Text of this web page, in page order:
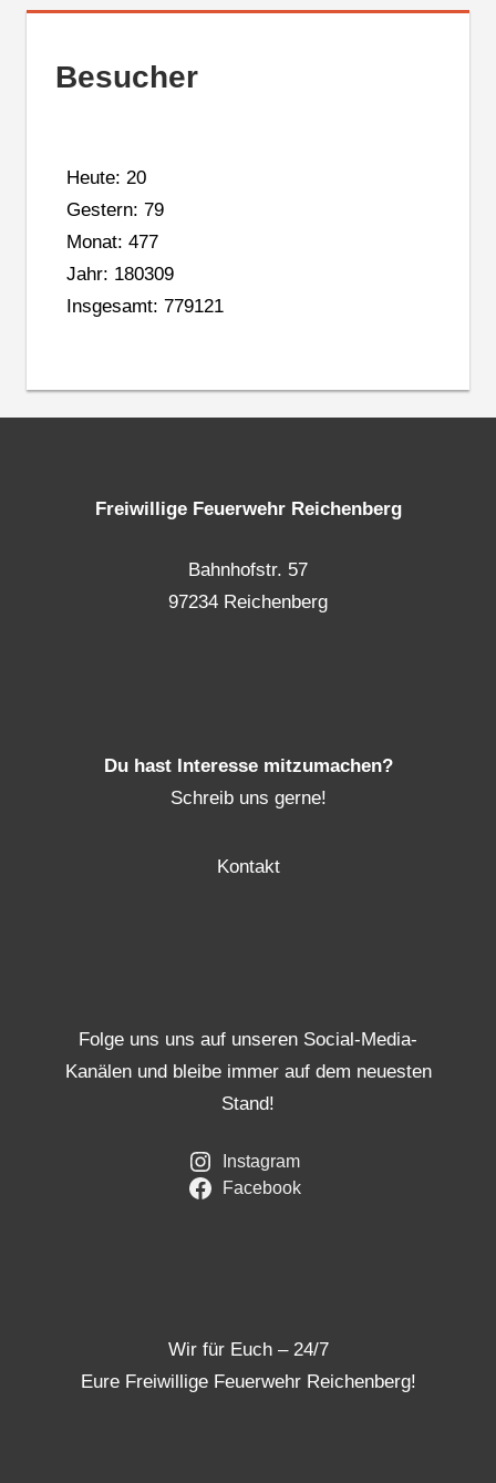
Besucher
Heute: 20
Gestern: 79
Monat: 477
Jahr: 180309
Insgesamt: 779121
Freiwillige Feuerwehr Reichenberg
Bahnhofstr. 57
97234 Reichenberg
Du hast Interesse mitzumachen?
Schreib uns gerne!
Kontakt
Folge uns uns auf unseren Social-Media-
Kanälen und bleibe immer auf dem neuesten
Stand!
Instagram
Facebook
Wir für Euch – 24/7
Eure Freiwillige Feuerwehr Reichenberg!